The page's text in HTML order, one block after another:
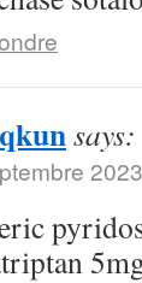
says: